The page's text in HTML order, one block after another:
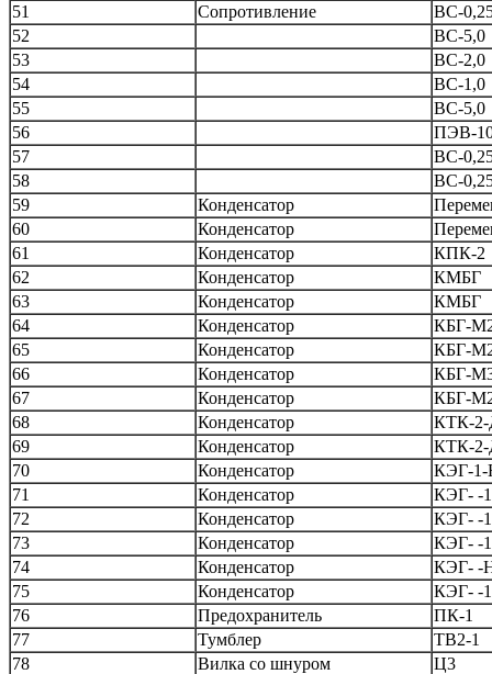
51
Сопротивление
ВС-
52
ВС-5,0
53
ВС-2,0
54
ВС-1,0
55
ВС-5,0
56
ПЭВ-
57
ВС-
58
ВС-
59
Конденсатор
60
Конденсатор
61
Конденсатор
КПК-2
62
Конденсатор
КМБГ
63
Конденсатор
КМБГ
64
Конденсатор
КБГ-
65
Конденсатор
КБГ-
66
Конденсатор
КБГ-
67
Конденсатор
КБГ-
68
Конденсатор
КТК-
69
Конденсатор
КТК-
70
Конденсатор
КЭГ-
71
Конденсатор
КЭГ- -
72
Конденсатор
КЭГ- -
73
Конденсатор
КЭГ- -
74
Конденсатор
КЭГ- -
75
Конденсатор
КЭГ- -
76
Предохранитель
ПК-1
77
Тумблер
ТВ2-1
78
Вилка со шнуром Ц3